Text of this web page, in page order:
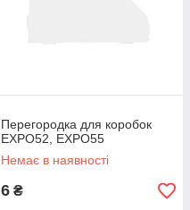
Перегородка для коробок
EXPO52, EXPO55
Немає в наявності
6 ₴